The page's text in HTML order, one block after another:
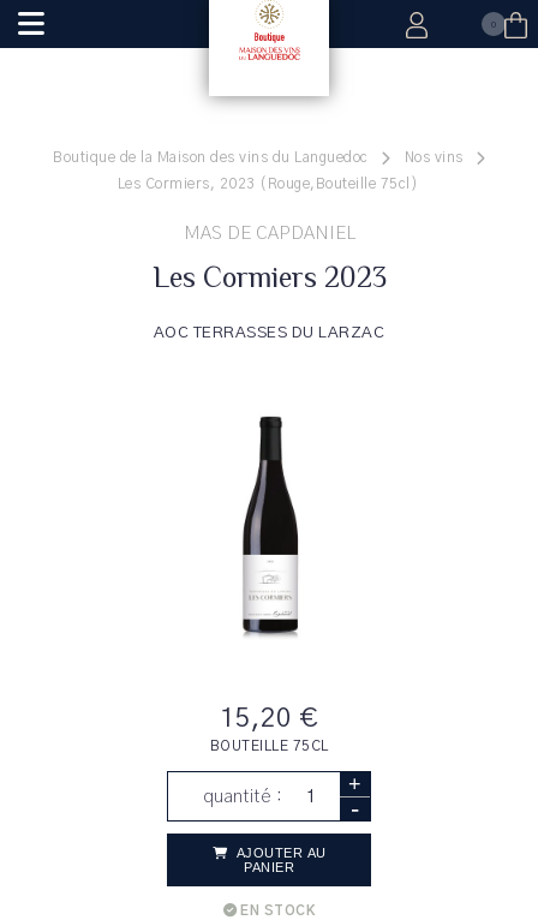
0
Boutique de la Maison des vins du Languedoc
Nos vins
Les Cormiers, 2023 (Rouge,Bouteille 75cl)
MAS DE CAPDANIEL
Les Cormiers 2023
AOC TERRASSES DU LARZAC
15,20 €
BOUTEILLE 75CL
quantité : +
-
AJOUTER AU
PANIER
EN STOCK